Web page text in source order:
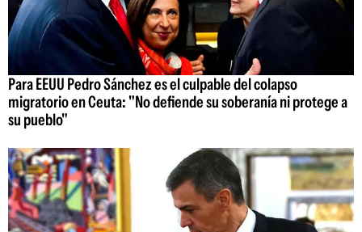
Para EEUU Pedro Sánchez es el culpable del colapso
migratorio en Ceuta: "No defiende su soberanía ni protege a
su pueblo"